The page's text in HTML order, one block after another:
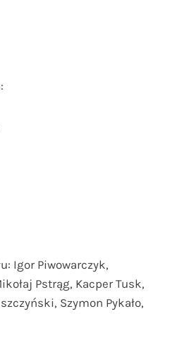
Igor Piwowarczyk,
Pstrąg, Kacper Tusk,
Szymon Pykało,